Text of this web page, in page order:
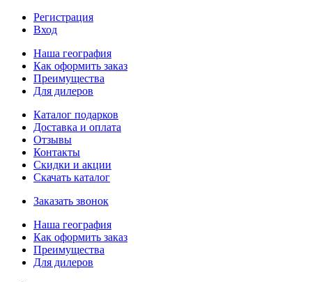
Регистрация
Вход
Наша география
Как оформить заказ
Преимущества
Для дилеров
Каталог подарков
Доставка и оплата
Отзывы
Контакты
Скидки и акции
Скачать каталог
Заказать звонок
Наша география
Как оформить заказ
Преимущества
Для дилеров